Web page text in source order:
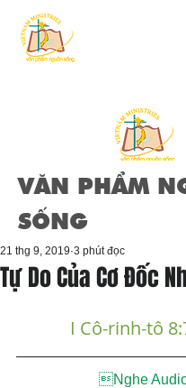
VĂN PHẨM
SỐNG
Tự Do Của Cơ Đốc
21 thg 9, 2019 3 phút đọc
I Cô-rinh-tô
Nghe